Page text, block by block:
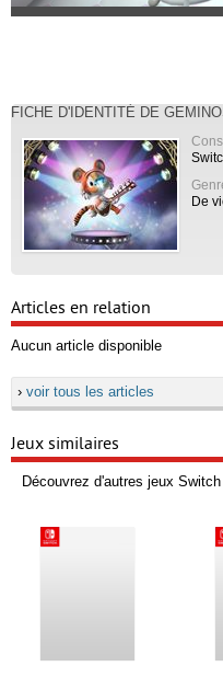
FICHE D'IDENTITÉ DE
De
Articles en relation
Aucun article disponible
› voir tous les articles
Jeux similaires
Découvrez d'autres jeux